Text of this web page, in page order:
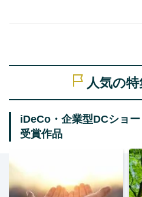
人気の
iDeCo・企業型DCショ
受賞作品